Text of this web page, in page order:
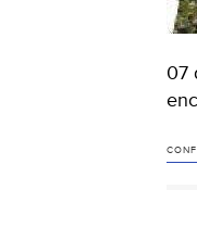
07